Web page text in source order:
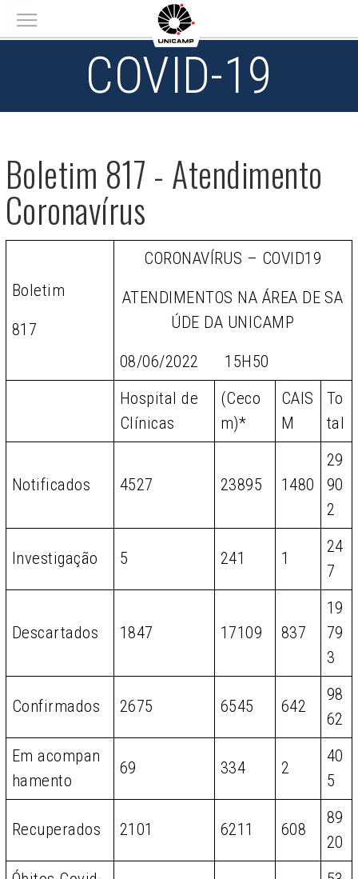
Main menu
COVID-19
Boletim 817 - Atendimento
Coronavírus
Boletim
817
CORONAVÍRUS – COVID19
ATENDIMENTOS NA ÁREA DE SA
ÚDE DA UNICAMP
08/06/2022 15H50
Hospital de
Clínicas
(Ceco
m)*
CAIS
M
To
tal
Notificados 4527 23895 1480
29
90
2
Investigação 5 241 1
24
7
Descartados 1847 17109 837
19
79
3
Confirmados 2675 6545 642
98
62
Em acompan
hamento
69 334 2
40
5
Recuperados 2101 6211 608
89
20